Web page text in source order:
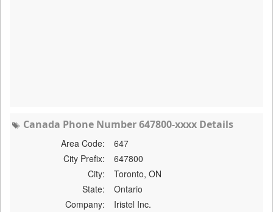
Canada Phone Number 647800-xxxx Details
Area Code:
647
City Prefix:
647800
City:
Toronto, ON
State:
Ontario
Company:
Iristel Inc.